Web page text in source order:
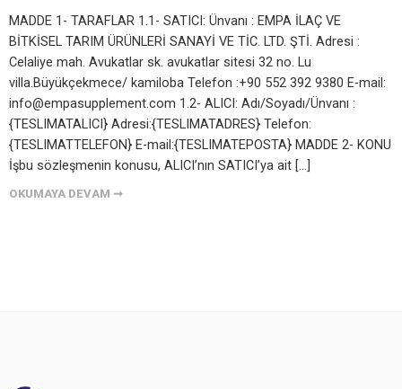
MADDE 1- TARAFLAR 1.1- SATICI: Ünvanı : EMPA İLAÇ VE
BİTKİSEL TARIM ÜRÜNLERİ SANAYİ VE TİC. LTD. ŞTİ. Adresi :
Celaliye mah. Avukatlar sk. avukatlar sitesi 32 no. Lu
villa.Büyükçekmece/ kamiloba Telefon :+90 552 392 9380 E-mail:
info@empasupplement.com 1.2- ALICI: Adı/Soyadı/Ünvanı :
{TESLIMATALICI} Adresi:{TESLIMATADRES} Telefon:
{TESLIMATTELEFON} E-mail:{TESLIMATEPOSTA} MADDE 2- KONU
İşbu sözleşmenin konusu, ALICI’nın SATICI’ya ait […]
OKUMAYA DEVAM ➞